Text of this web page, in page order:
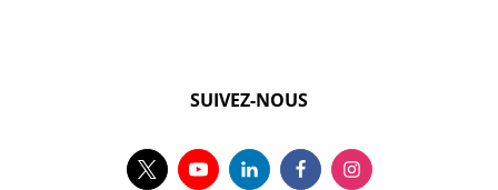
SUIVEZ-NOUS